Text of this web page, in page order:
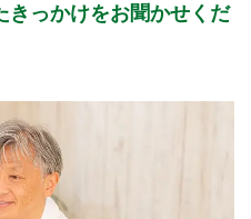
きっかけをお聞かせくだ